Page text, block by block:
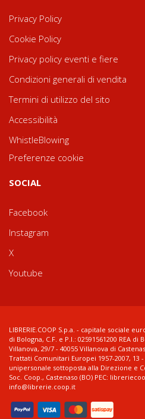
Privacy Policy
Cookie Policy
Privacy policy eventi e fiere
Condizioni generali di vendita
Termini di utilizzo del sito
Accessibilità
WhistleBlowing
Preferenze cookie
SOCIAL
Facebook
Instagram
X
Youtube
LIBRERIE.COOP S.p.a. - capitale sociale
di Bologna, C.F. e P.I.: 02591561200 REA di
Villanova, 29/7 - 40055 Villanova di
Trattati Comunitari Europei 1957-2007, 13 -
unipersonale sottoposta alla Direzione e
Soc. Coop., Castenaso (BO) PEC:
info@librerie.coop.it